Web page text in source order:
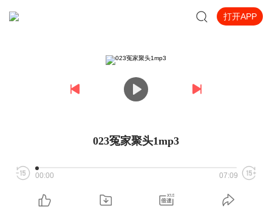
打开APP
023冤家聚头1mp3
00:00 07:09